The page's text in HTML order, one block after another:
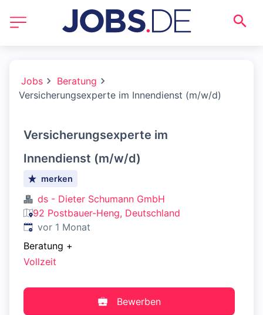
Jobs
Beratung
Versicherungsexperte im Innendienst (m/w/d)
Versicherungsexperte im
Innendienst (m/w/d)
merken
ds - Dieter Schumann GmbH
92 Postbauer-Heng, Deutschland
Veröffentlicht:
vor 1 Monat
Beratung +
Vollzeit
Bewerben